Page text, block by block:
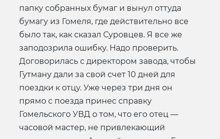
папку собранных бумаг и вынул оттуда
бумагу из Гомеля, где действительно все
было так, как сказал Суровцев. Я все же
заподозрила ошибку. Надо проверить.
Договорилась с директором завода, чтобы
Гутману дали за свой счет 10 дней для
поездки к отцу. Уже через три дня он
прямо с поезда принес справку
Гомельского УВД о том, что его отец —
часовой мастер, не привлекающий